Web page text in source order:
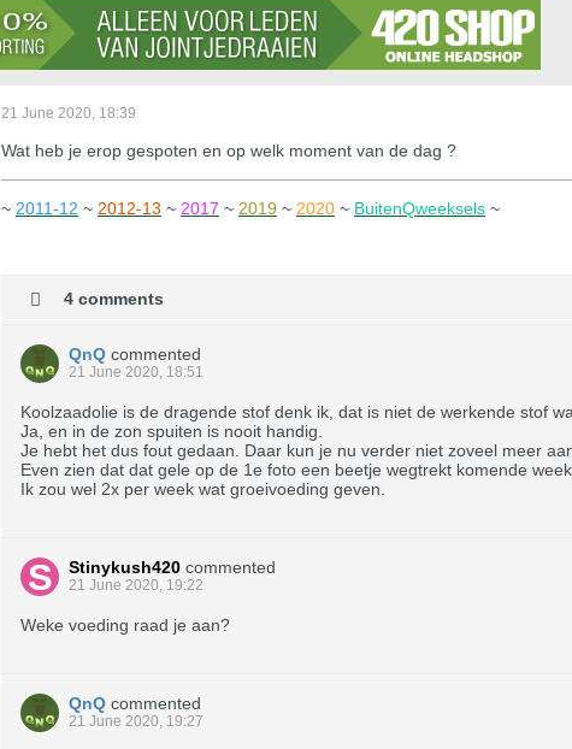
21 June 2020, 18:39
Wat heb je erop gespoten en op welk moment van de dag ?
~ 2011-12 ~ 2012-13 ~ 2017 ~ 2019 ~ 2020 ~ BuitenQweeksels ~
4 comments
QnQ commented
21 June 2020, 18:51
Koolzaadolie is de dragende stof denk ik, dat is niet de werkende stof
Ja, en in de zon spuiten is nooit handig.
Je hebt het dus fout gedaan. Daar kun je nu verder niet zoveel meer
Even zien dat dat gele op de 1e foto een beetje wegtrekt komende
Ik zou wel 2x per week wat groeivoeding geven.
Stinykush420 commented
21 June 2020, 19:22
Weke voeding raad je aan?
QnQ commented
21 June 2020, 19:27